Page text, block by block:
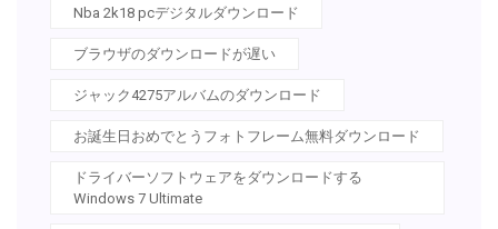
Nba 2k18 pcデジタルダウンロード
ブラウザのダウンロードが遅い
ジャック4275アルバムのダウンロード
お誕生日おめでとうフォトフレーム無料ダウンロード
ドライバーソフトウェアをダウンロードする
Windows 7 Ultimate